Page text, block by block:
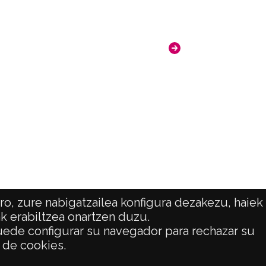
zure nabigatzailea konfigura dezakezu, haiek
erabiltzea onartzen duzu.
configurar su navegador para rechazar su
cookies.
SA 4.0
ATENCIÓN CIUDADANA